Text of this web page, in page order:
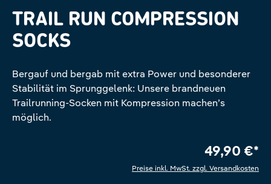
TRAIL RUN COMPRESSION
SOCKS
Bergauf und bergab mit extra Power und besonderer
Stabilität im Sprunggelenk: Unsere brandneuen
Trailrunning-Socken mit Kompression machen’s
möglich.
49,90 €*
Preise inkl. MwSt. zzgl. Versandkosten